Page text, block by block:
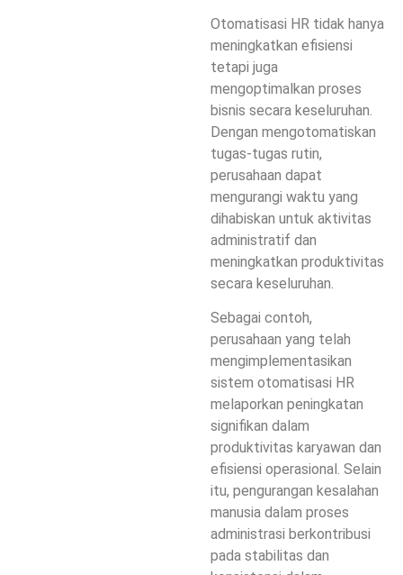
Otomatisasi HR tidak hanya
meningkatkan efisiensi
tetapi juga
mengoptimalkan proses
bisnis secara keseluruhan.
Dengan mengotomatiskan
tugas-tugas rutin,
perusahaan dapat
mengurangi waktu yang
dihabiskan untuk aktivitas
administratif dan
meningkatkan produktivitas
secara keseluruhan.
Sebagai contoh,
perusahaan yang telah
mengimplementasikan
sistem otomatisasi HR
melaporkan peningkatan
signifikan dalam
produktivitas karyawan dan
efisiensi operasional. Selain
itu, pengurangan kesalahan
manusia dalam proses
administrasi berkontribusi
pada stabilitas dan